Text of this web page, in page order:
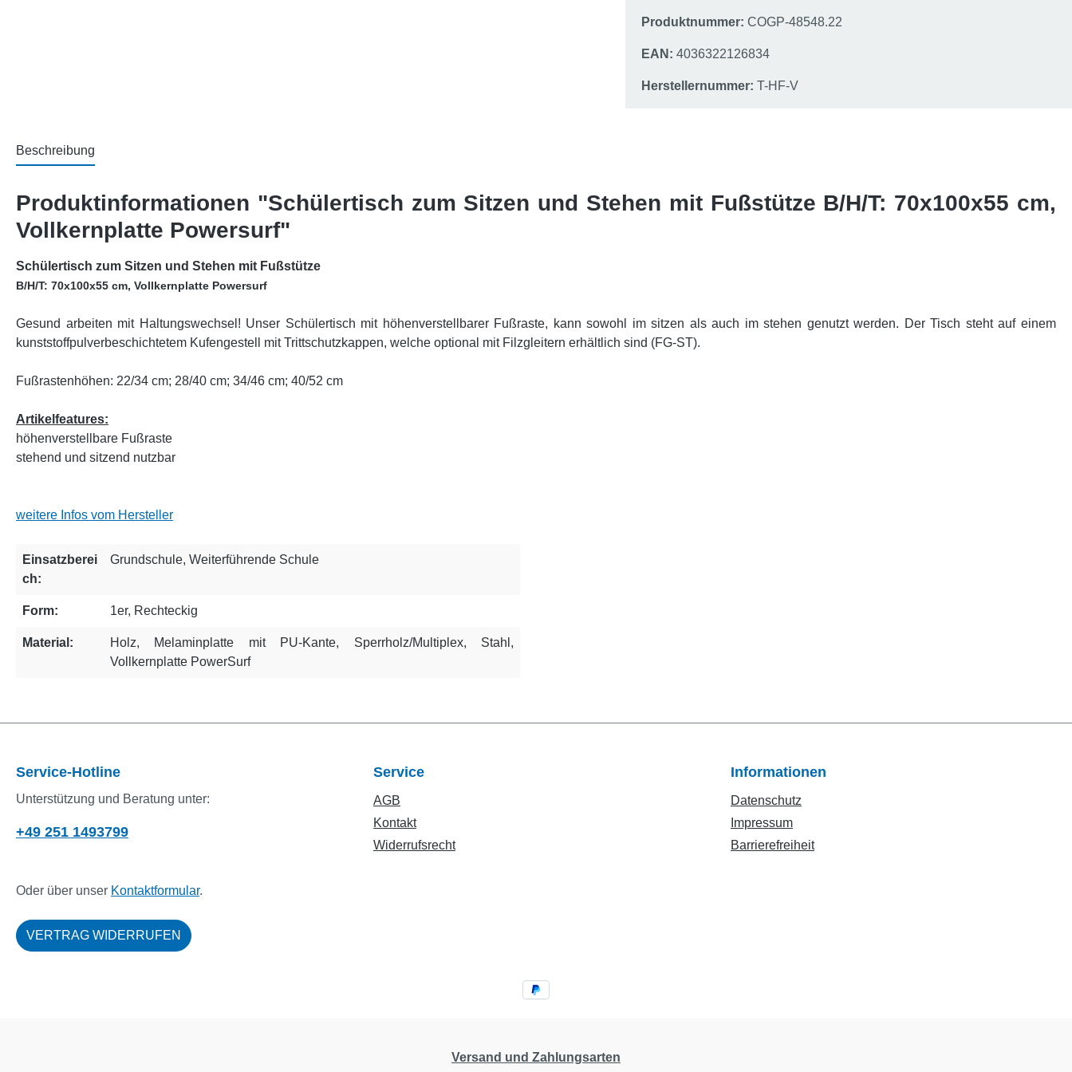
Produktnummer: COGP-48548.22
EAN: 4036322126834
Herstellernummer: T-HF-V
Beschreibung
Produktinformationen "Schülertisch zum Sitzen und Stehen mit Fußstütze B/H/T: 70x100x55 cm,
Vollkernplatte Powersurf"
Schülertisch zum Sitzen und Stehen mit Fußstütze
B/H/T: 70x100x55 cm, Vollkernplatte Powersurf
Gesund arbeiten mit Haltungswechsel! Unser Schülertisch mit höhenverstellbarer Fußraste, kann sowohl im sitzen als auch im stehen genutzt werden. Der Tisch steht auf einem
kunststoffpulverbeschichtetem Kufengestell mit Trittschutzkappen, welche optional mit Filzgleitern erhältlich sind (FG-ST).
Fußrastenhöhen: 22/34 cm; 28/40 cm; 34/46 cm; 40/52 cm
Artikelfeatures:
höhenverstellbare Fußraste
stehend und sitzend nutzbar
weitere Infos vom Hersteller
Einsatzberei
ch:
Grundschule, Weiterführende Schule
Form: 1er, Rechteckig
Material: Holz, Melaminplatte mit PU-Kante, Sperrholz/Multiplex, Stahl ,
Vollkernplatte PowerSurf
Service-Hotline
Unterstützung und Beratung unter:
+49 251 1493799
Oder über unser Kontaktformular.
VERTRAG WIDERRUFEN
Service
AGB
Kontakt
Widerrufsrecht
Informationen
Datenschutz
Impressum
Barrierefreiheit
Versand und Zahlungsarten